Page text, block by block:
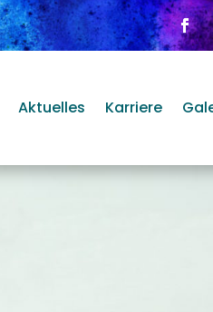
Aktuelles Karriere